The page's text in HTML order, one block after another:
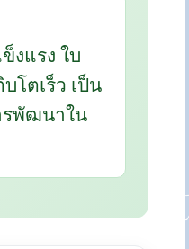
งแรง ใบ
โตเร็ว เป็น
พัฒนาใน